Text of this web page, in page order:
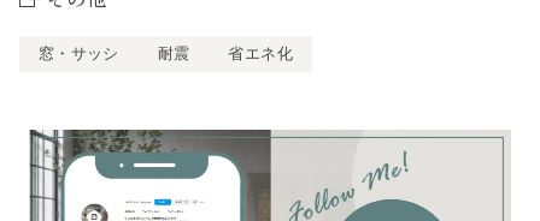
窓・サッシ 耐震 省エネ化